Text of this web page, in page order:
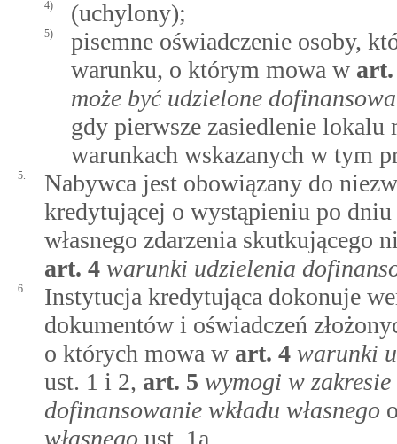
4) (uchylony);
5)
pisemne oświadczenie osoby,
warunku, o którym mowa w
może być udzielone
gdy pierwsze zasiedlenie lokalu
warunkach wskazanych w tym
5.
Nabywca jest obowiązany do
kredytującej o wystąpieniu po
własnego zdarzenia skutkującego
art. 4 warunki udzielenia
6.
Instytucja kredytująca dokonuje
dokumentów i oświadczeń
o których mowa w art. 4 warunki
ust. 1 i 2, art. 5 wymogi w
dofinansowanie wkładu własnego
własnego ust. 1a.